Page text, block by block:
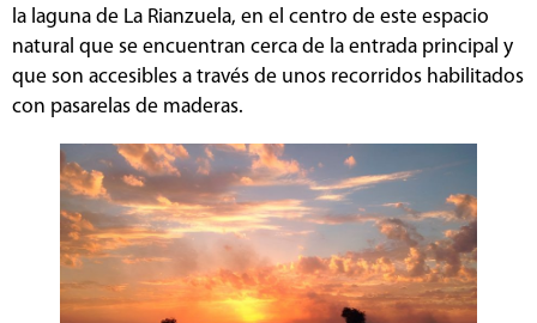
la laguna de La Rianzuela, en el centro de este espacio
natural que se encuentran cerca de la entrada principal y
que son accesibles a través de unos recorridos habilitados
con pasarelas de maderas.